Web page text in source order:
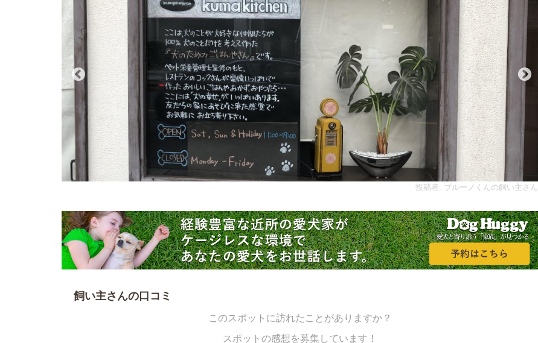
投稿者: ブルーノくんの飼い主さん
飼い主さんの口コミ
このスポットに訪れたことがありますか？
スポットの感想を募集しています！